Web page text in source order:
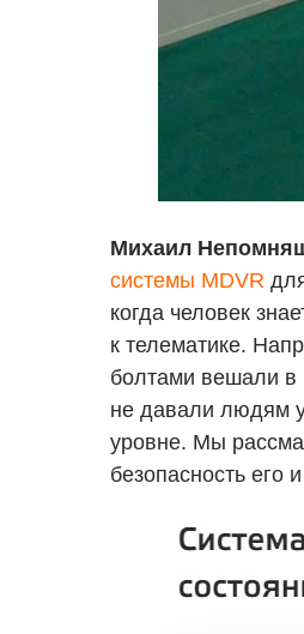
Михаил
системы MDVR
когда человек
к телематике.
болтами вешали в
не давали людям
уровне. Мы
безопасность его